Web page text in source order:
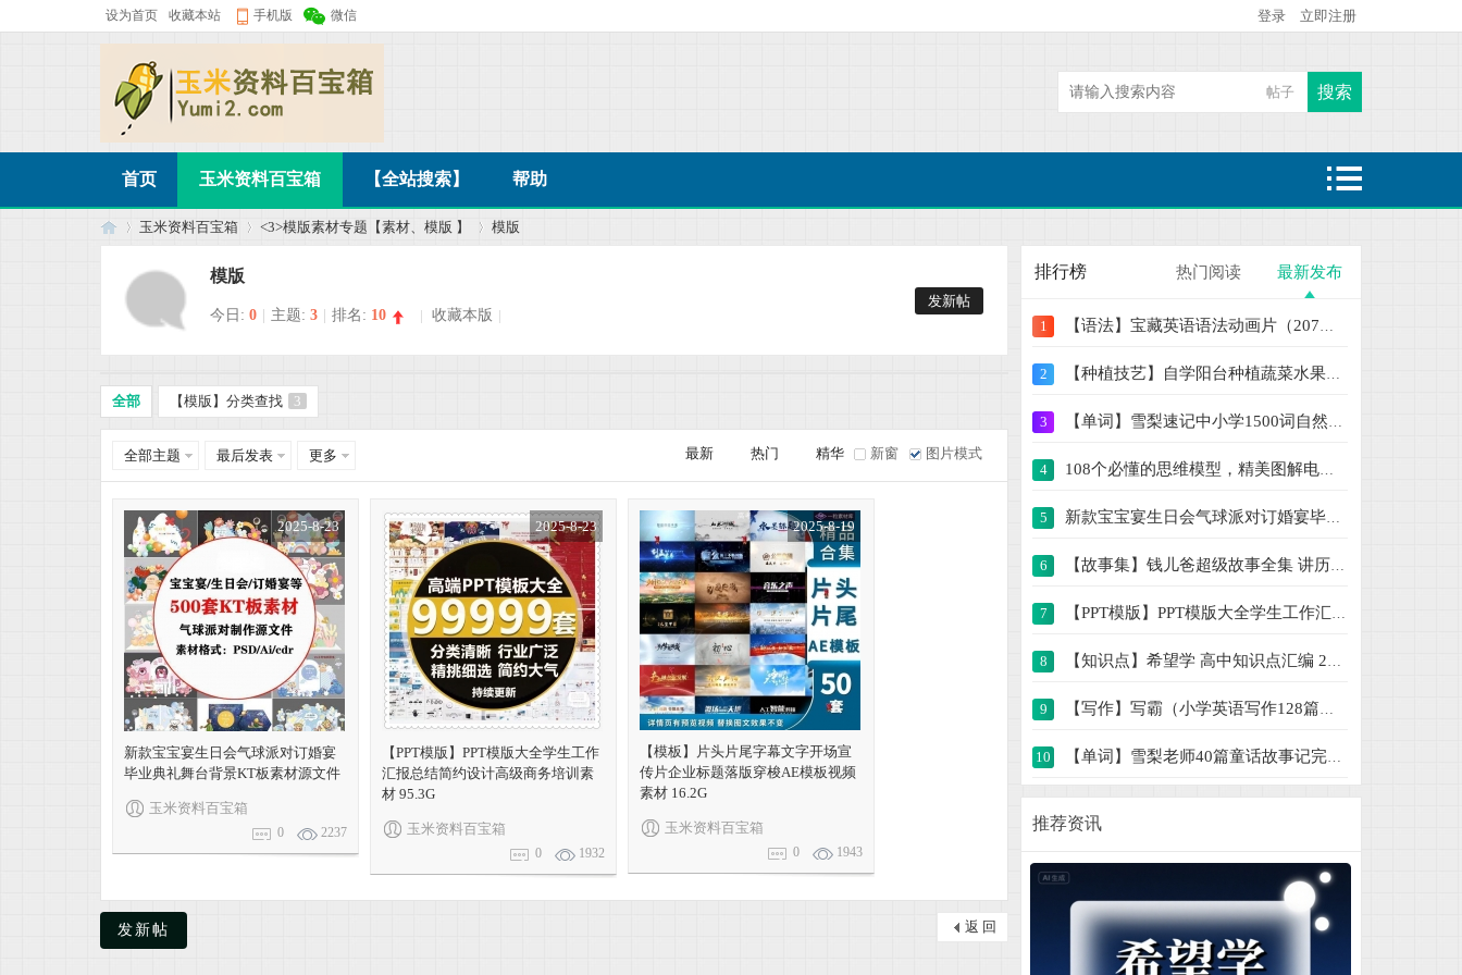
设为首页 收藏本站 手机版 微信 登录 立即注册
帖子 搜索
首页 玉米资料百宝箱 【全站搜索】 帮助
玉米资料百宝箱
›
<3>模版素材专题【素材、模版 】
›
模版
模版
今日: 0 主题: 3 排名: 10 | 收藏本版 |
发新帖
全部 【模版】分类查找 3
全部主题 最后发表 更多 最新 热门 精华 新窗 图片模式
2025-8-23
新款宝宝宴生日会气球派对订婚宴
毕业典礼舞台背景KT板素材源文件
玉米资料百宝箱
0 2237
2025-8-23
【PPT模版】PPT模版大全学生工作
汇报总结简约设计高级商务培训素
材 95.3G
玉米资料百宝箱
0 1932
2025-8-19
【模板】片头片尾字幕文字开场宣
传片企业标题落版穿梭AE模板视频
素材 16.2G
玉米资料百宝箱
0 1943
返 回
发新帖
排行榜 最新发布
热门阅读
1 【语法】宝藏英语语法动画片（207集） 学语
2 【种植技艺】自学阳台种植蔬菜水果盆栽绿植
3 【单词】雪梨速记中小学1500词自然拼读+思
4 108个必懂的思维模型，精美图解电子版PPT【
5 新款宝宝宴生日会气球派对订婚宴毕业典礼舞
6 【故事集】钱儿爸超级故事全集 讲历史、讲
7 【PPT模版】PPT模版大全学生工作汇报总结简
8 【知识点】希望学 高中知识点汇编 238M
9 【写作】写霸（小学英语写作128篇） 564M
10 【单词】雪梨老师40篇童话故事记完小学1000
小学数学口算竖式脱式计算应用题一二三四五
2025年新版字帖 PDF电子版字帖练字1-6年级
推荐资讯